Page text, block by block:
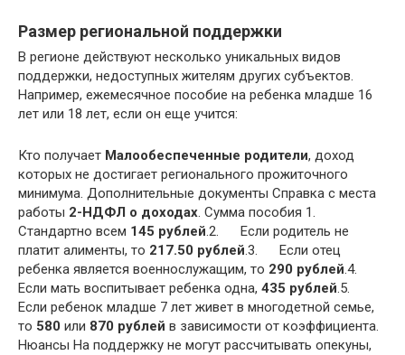
Размер региональной поддержки
В регионе действуют несколько уникальных видов
поддержки, недоступных жителям других субъектов.
Например, ежемесячное пособие на ребенка младше 16
лет или 18 лет, если он еще учится:
Кто получает Малообеспеченные родители, доход
которых не достигает регионального прожиточного
минимума. Дополнительные документы Справка с места
работы 2-НДФЛ о доходах. Сумма пособия 1.
Стандартно всем 145 рублей.2. Если родитель не
платит алименты, то 217.50 рублей.3. Если отец
ребенка является военнослужащим, то 290 рублей.4.
Если мать воспитывает ребенка одна, 435 рублей.5.
Если ребенок младше 7 лет живет в многодетной семье,
то 580 или 870 рублей в зависимости от коэффициента.
Нюансы На поддержку не могут рассчитывать опекуны,